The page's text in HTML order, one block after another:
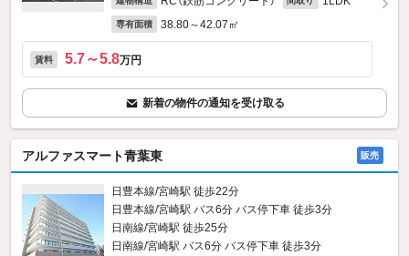
専有面積 38.80～42.07㎡
賃料 5.7～5.8万円
新着の物件の通知を受け取る
アルファスマート青葉東 販売
日豊本線/宮崎駅 徒歩22分
日豊本線/宮崎駅 バス6分 バス停下車 徒歩3分
日南線/宮崎駅 徒歩25分
日南線/宮崎駅 バス6分 バス停下車 徒歩3分